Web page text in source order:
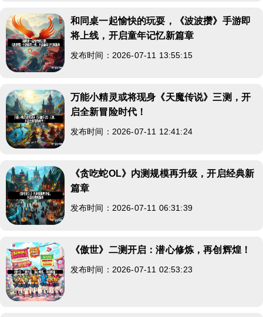
和同桌一起愉快的玩耍，《波波攒》手游即
将上线，开启童年记忆新篇章
发布时间：2026-07-11 13:55:15
万能小精灵或将现身《天魔传说》三测，开
启全新冒险时代！
发布时间：2026-07-11 12:41:24
《贪吃蛇OL》内测规模再升级，开启经典新
篇章
发布时间：2026-07-11 06:31:39
《傲世》二测开启：潜心修炼，再创辉煌！
发布时间：2026-07-11 02:53:23